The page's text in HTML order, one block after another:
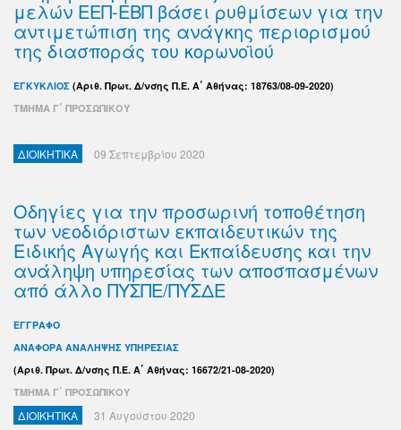
μελών ΕΕΠ-ΕΒΠ βάσει ρυθμίσεων για την
αντιμετώπιση της ανάγκης περιορισμού
της διασποράς του κορωνοϊού
ΕΓΚΥΚΛΙΟΣ (Αριθ. Πρωτ. Δ/νσης Π.Ε. Α΄ Αθήνας: 18763/08-09-2020)
ΤΜΗΜΑ Γ΄ ΠΡΟΣΩΠΙΚΟΥ
ΔΙΟΙΚΗΤΙΚΑ 09 Σεπτεμβρίου 2020
Οδηγίες για την προσωρινή τοποθέτηση
των νεοδιόριστων εκπαιδευτικών της
Ειδικής Αγωγής και Εκπαίδευσης και την
ανάληψη υπηρεσίας των αποσπασμένων
από άλλο ΠΥΣΠΕ/ΠΥΣΔΕ
ΕΓΓΡΑΦΟ
ΑΝΑΦΟΡΑ ΑΝΑΛΗΨΗΣ ΥΠΗΡΕΣΙΑΣ
(Αριθ. Πρωτ. Δ/νσης Π.Ε. Α΄ Αθήνας: 16672/21-08-2020)
ΤΜΗΜΑ Γ΄ ΠΡΟΣΩΠΙΚΟΥ
ΔΙΟΙΚΗΤΙΚΑ 31 Αυγούστου 2020